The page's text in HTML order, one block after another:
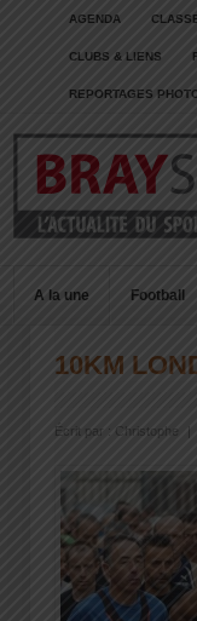
AGENDA
CLUBS & LIENS
REPORTAGES
A la une Football
10KM
Écrit par : Christophe